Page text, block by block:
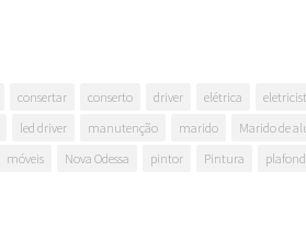
consertar conserto driver elétrica
led driver manutenção marido Marido de
móveis Nova Odessa pintor Pintura